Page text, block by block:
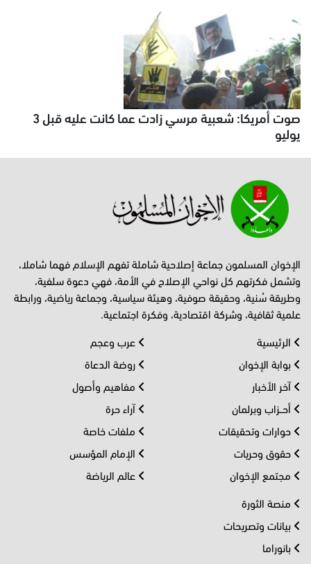
صوت أمريكا: شعبية مرسي زادت عما كانت عليه قبل 3
يوليو
الإخوان المسلمون جماعة إصلاحية شاملة تفهم الإسلام فهما شاملا،
وتشمل فكرتهم كل نواحي الإصلاح في الأمة، فهي دعوة سلفية،
وطريقة سُنية، وحقيقة صوفية، وهيئة سياسية، وجماعة رياضية، ورابطة
علمية ثقافية، وشركة اقتصادية، وفكرة اجتماعية.
الرئيسية
بوابة الإخوان
آخر الأخبار
أحــزاب وبرلمان
حوارات وتحقيقات
حقوق وحريات
مجتمع الإخوان
عرب وعجم
روضة الدعاة
مفاهيم وأصول
آراء حرة
ملفات خاصة
الإمام المؤسس
عالم الرياضة
منصة الثورة
بيانات وتصريحات
بانوراما